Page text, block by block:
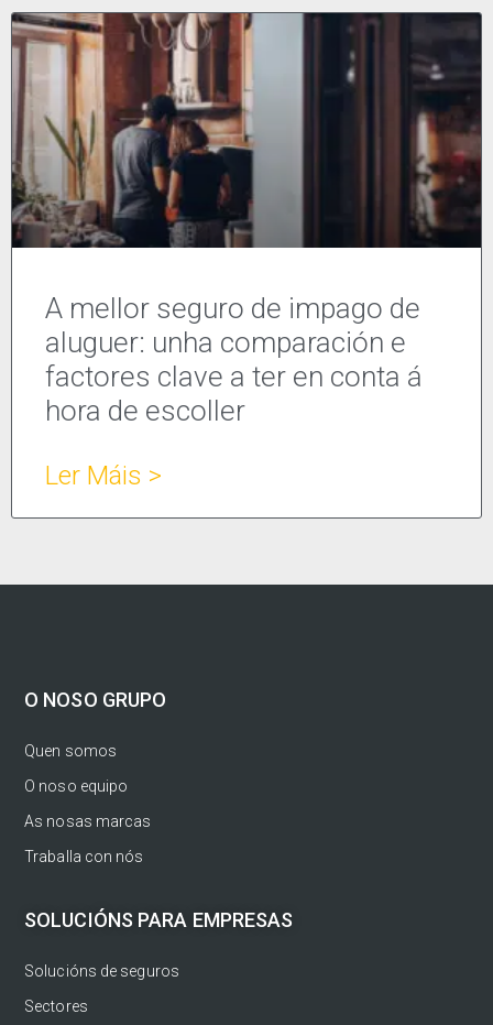
A mellor seguro de impago de
aluguer: unha comparación e
factores clave a ter en conta á
hora de escoller
Ler Máis >
O NOSO GRUPO
Quen somos
O noso equipo
As nosas marcas
Traballa con nós
SOLUCIÓNS PARA EMPRESAS
Solucións de seguros
Sectores